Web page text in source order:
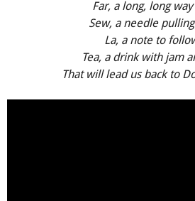
Far, a long, long
Sew, a needle
La, a note to
Tea, a drink with jam
That will lead us back to